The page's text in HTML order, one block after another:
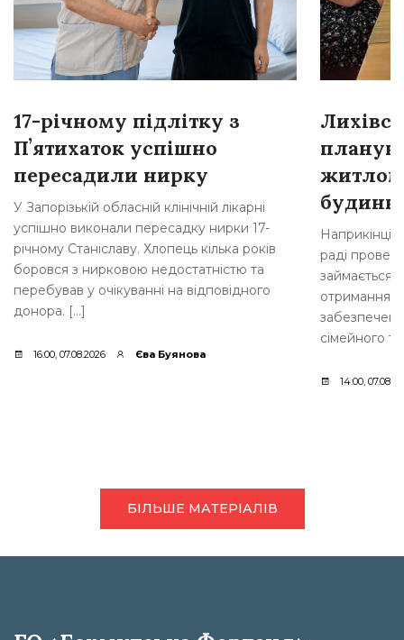
17-річному підлітку з
Пʼятихаток успішно
пересадили нирку
У Запорізькій обласній клінічній лікарні
успішно виконали пересадку нирки 17-
річному Станіславу. Хлопець кілька років
боровся з нирковою недостатністю та
перебував у очікуванні на відповідного
донора. […]
16:00, 07.08.2026 Єва Буянова
Наприкінці
раді
займається
отримання
сімейного
14:00,
БІЛЬШЕ МАТЕРІАЛІВ